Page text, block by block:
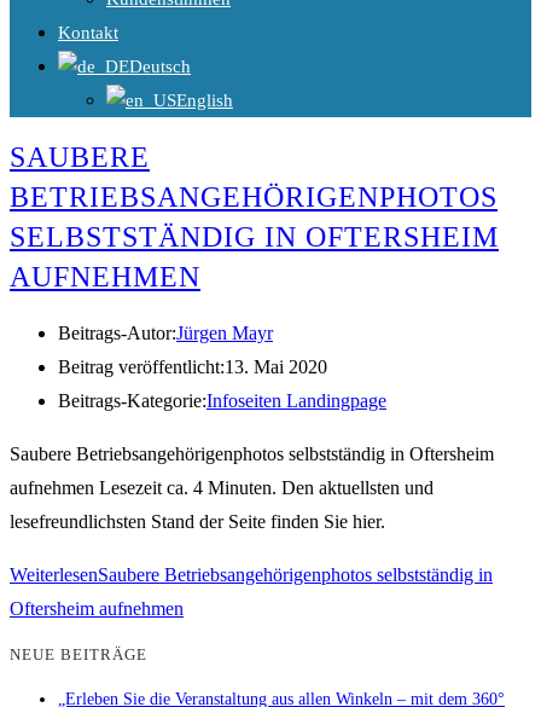
Kontakt
Deutsch
English
SAUBERE
BETRIEBSANGEHÖRIGENPHOTOS
SELBSTSTÄNDIG IN OFTERSHEIM
AUFNEHMEN
Beitrags-Autor:Jürgen Mayr
Beitrag veröffentlicht:13. Mai 2020
Beitrags-Kategorie:Infoseiten Landingpage
Saubere Betriebsangehörigenphotos selbstständig in Oftersheim
aufnehmen Lesezeit ca. 4 Minuten. Den aktuellsten und
lesefreundlichsten Stand der Seite finden Sie hier.
WeiterlesenSaubere Betriebsangehörigenphotos selbstständig in
Oftersheim aufnehmen
NEUE BEITRÄGE
„Erleben Sie die Veranstaltung aus allen Winkeln – mit dem 360°